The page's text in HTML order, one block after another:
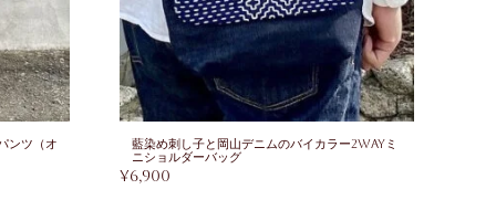
ンツ（オ
藍染め刺し子と岡山デニムのバイカラー2wayミ
ニショルダーバッグ
¥6,900